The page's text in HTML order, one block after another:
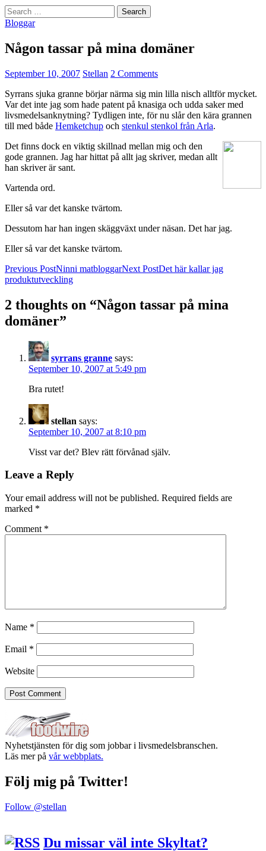
Search
for:
Bloggar
Någon tassar på mina domäner
September 10, 2007 Stellan 2 Comments
Syrrans sjuka granne börjar närma sig min lilla nisch alltför mycket.
Var det inte jag som hade patent på knasiga och udda saker med
livsmedelsanknytning? Tydligen inte, för nu slår den kära grannen
till med både Hemketchup och stenkul stenkol från Arla.
Det finns dock en viktig skillnad mellan mig och den
gode grannen. Jag har hittat på allt jag skriver, medan allt
han skriver är sant.
Vartenda ord.
Eller så var det kanske tvärtom.
Dessutom har han ingen skäggväxt under näsan. Det har jag.
Eller så var det kanske tvärtom.
Post
navigation
Previous PostNinni matbloggarNext PostDet här kallar jag
produktutveckling
2 thoughts on “Någon tassar på mina
domäner”
syrrans granne says:
September 10, 2007 at 5:49 pm
Bra rutet!
stellan says:
September 10, 2007 at 8:10 pm
Visst var det? Blev rätt förvånad själv.
Leave a Reply
Your email address will not be published. Required fields are
marked *
Comment *
Name *
Email *
Website
Nyhetstjänsten för dig som jobbar i livsmedelsbranschen.
Läs mer på vår webbplats.
Följ mig på Twitter!
Follow @stellan
Du missar väl inte Skyltat?